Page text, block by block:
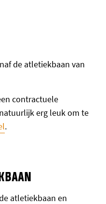
de atletiekbaan van
contractuele
erg leuk om te
.
atletiekbaan en